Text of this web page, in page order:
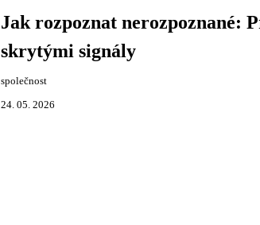
Jak rozpoznat nerozpoznané:
skrytými signály
společnost
24. 05. 2026